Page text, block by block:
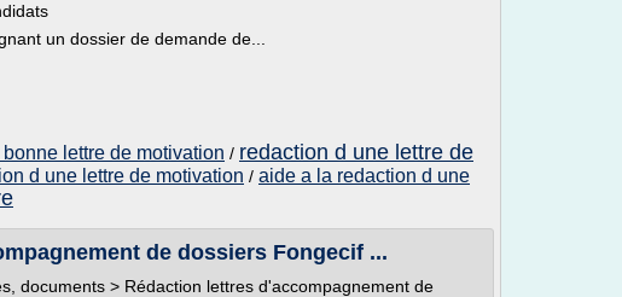
un dossier de demande de...
lettre de motivation / redaction d une lettre de
d une lettre de motivation / aide a la redaction d une
de dossiers Fongecif ...
documents > Rédaction lettres d'accompagnement de